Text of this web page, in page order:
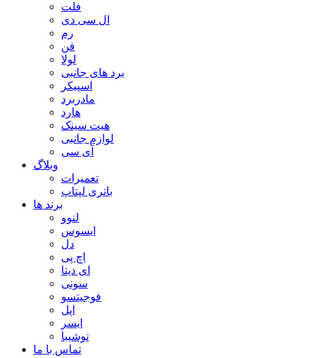
فلت
ال سی دی
رم
فن
لولا
برد های جانبی
اسپیکر
مادربرد
هارد
هیت سینک
لوازم جانبی
آی سی
وبلاگ
تعمیرات
باتری لپتاپ
برند ها
لنوو
ایسوس
دل
اچ پی
ای دیتا
سونی
فوجیتسو
اپل
ایسر
توشیبا
تماس با ما